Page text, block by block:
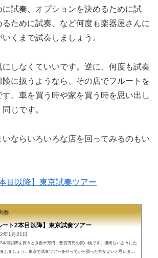
試奏、オプションを決めるために試
ために試奏、など何度も楽器屋さんに
くまで試奏しましょう。
にしなくていいです。逆に、何度も試奏
に扱うようなら、その店でフルートを
。車を買う時や家を買う時を思い出し
じです。
ならいろいろな店を回ってみるのもい
目以降】東京試奏ツアー
奏
ート2本目以降】東京試奏ツアー
年1月21日
本目以降を買うとき数十万円～数百万円の買い物です。後悔ないようにた
しましょう。東京で試奏ツアーをやってから買った方がよいと思いま